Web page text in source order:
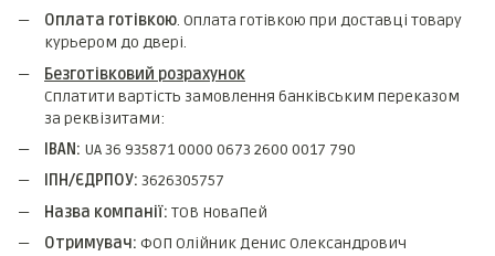
Оплата готівкою. Оплата готівкою при доставці товару
курьером до двері.
Безготівковий розрахунок
Сплатити вартість замовлення банківським переказом
за реквізитами:
IBAN: UA 36 935871 0000 0673 2600 0017 790
ІПН/ЄДРПОУ: 3626305757
Назва компанії: ТОВ НоваПей
Отримувач: ФОП Олійник Денис Олександрович